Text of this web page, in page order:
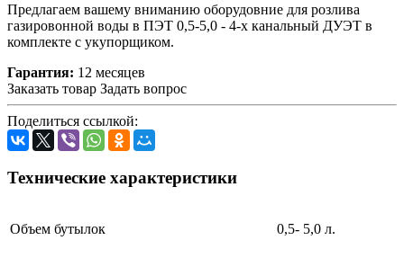
Предлагаем вашему вниманию оборудовние для розлива
газировонной воды в ПЭТ 0,5-5,0 - 4-х канальный ДУЭТ в
комплекте с укупорщиком.
Гарантия: 12 месяцев
Заказать товар Задать вопрос
Поделиться ссылкой:
Технические характеристики
Объем бутылок 0,5- 5,0 л.